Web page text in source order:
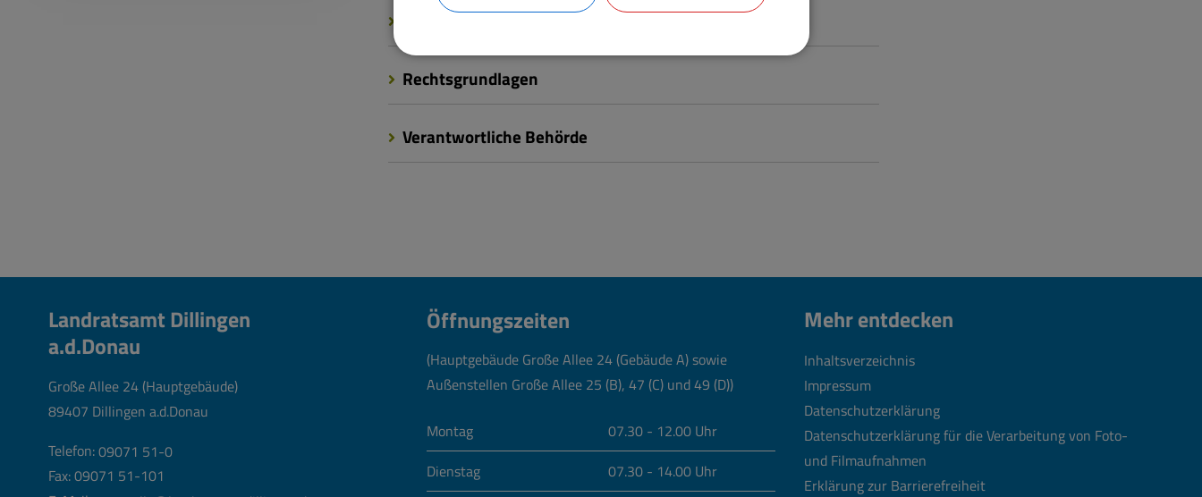
Rechtsbehelf
Rechtsgrundlagen
Verantwortliche Behörde
Landratsamt Dillingen
a.d.Donau
Große Allee 24 (Hauptgebäude)
89407 Dillingen a.d.Donau
Telefon:09071 51-0
Fax: 09071 51-101
Öffnungszeiten
(Hauptgebäude Große Allee 24 (Gebäude A) sowie
Außenstellen Große Allee 25 (B), 47 (C) und 49 (D))
Montag
07.30 - 12.00 Uhr
Dienstag
07.30 - 14.00 Uhr
Mehr entdecken
Inhaltsverzeichnis
Impressum
Datenschutzerklärung
Datenschutzerklärung für die Verarbeitung von Foto-
und Filmaufnahmen
Erklärung zur Barrierefreiheit